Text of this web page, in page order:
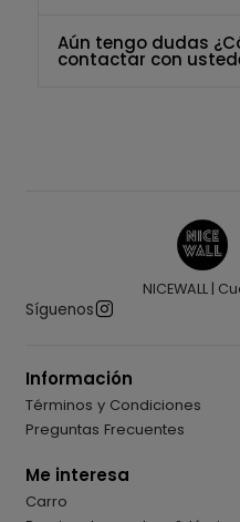
Aún tengo dudas
contactar con
NICEWALL |
Síguenos
Información
Términos y Condiciones
Preguntas Frecuentes
Me interesa
Carro